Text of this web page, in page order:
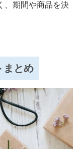
、期間や商品を決
まとめ